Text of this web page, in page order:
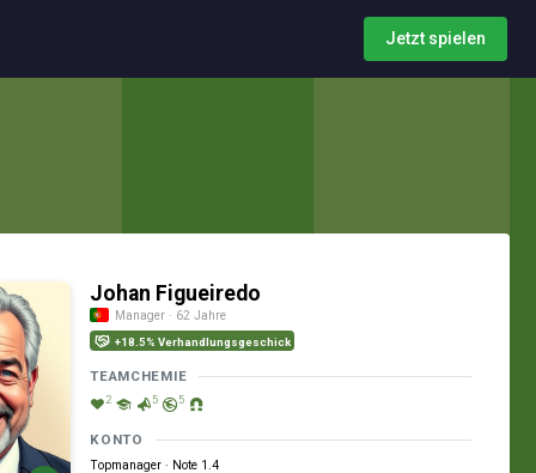
Jetzt spielen
Johan Figueiredo
Manager · 62 Jahre
+18.5% Verhandlungsgeschick
TEAMCHEMIE
2 5 5
KONTO
Topmanager · Note 1.4